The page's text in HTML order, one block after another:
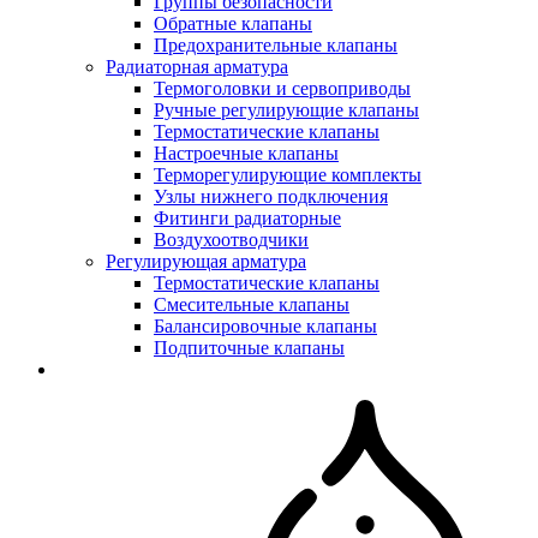
Обратные клапаны
Предохранительные клапаны
Радиаторная арматура
Термоголовки и сервоприводы
Ручные регулирующие клапаны
Термостатические клапаны
Настроечные клапаны
Терморегулирующие комплекты
Узлы нижнего подключения
Фитинги радиаторные
Воздухоотводчики
Регулирующая арматура
Термостатические клапаны
Смесительные клапаны
Балансировочные клапаны
Подпиточные клапаны